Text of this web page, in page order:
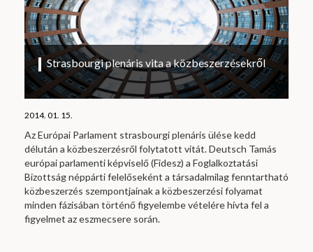
Strasbourgi plenáris vita a közbeszerzésekről
2014. 01. 15.
Az Európai Parlament strasbourgi plenáris ülése kedd
délután a közbeszerzésről folytatott vitát. Deutsch Tamás
európai parlamenti képviselő (Fidesz) a Foglalkoztatási
Bizottság néppárti felelőseként a társadalmilag fenntartható
közbeszerzés szempontjainak a közbeszerzési folyamat
minden fázisában történő figyelembe vételére hívta fel a
figyelmet az eszmecsere során.